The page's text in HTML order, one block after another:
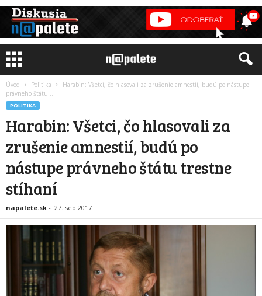
Úvod Politika
Harabin: Všetci, čo hlasovali za zrušenie amnestií, budú po nástupe
právneho štátu...
POLITIKA
Harabin: Všetci, čo hlasovali za
zrušenie amnestií, budú po
nástupe právneho štátu trestne
stíhaní
napalete.sk - 27. sep 2017